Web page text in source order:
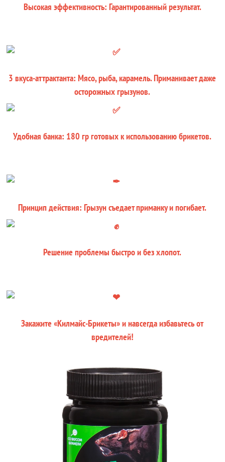
Высокая эффективность: Гарантированный результат.
3 вкуса-аттрактанта: Мясо, рыба, карамель. Приманивает даже
осторожных грызунов.
Удобная банка: 180 гр готовых к использованию брикетов.
Принцип действия: Грызун съедает приманку и погибает.
Решение проблемы быстро и без хлопот.
Закажите «Килмайс-Брикеты» и навсегда избавьтесь от
вредителей!